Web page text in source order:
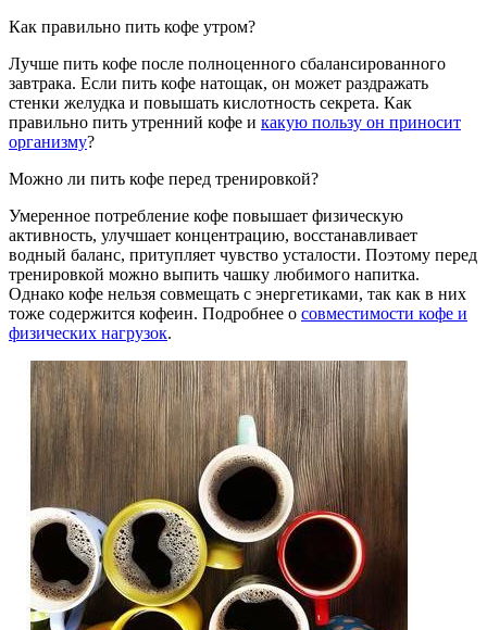
Как правильно пить кофе утром?
Лучше пить кофе после полноценного сбалансированного
завтрака. Если пить кофе натощак, он может раздражать
стенки желудка и повышать кислотность секрета. Как
правильно пить утренний кофе и какую пользу он приносит
организму?
Можно ли пить кофе перед тренировкой?
Умеренное потребление кофе повышает физическую
активность, улучшает концентрацию, восстанавливает
водный баланс, притупляет чувство усталости. Поэтому перед
тренировкой можно выпить чашку любимого напитка.
Однако кофе нельзя совмещать с энергетиками, так как в них
тоже содержится кофеин. Подробнее о совместимости кофе и
физических нагрузок.